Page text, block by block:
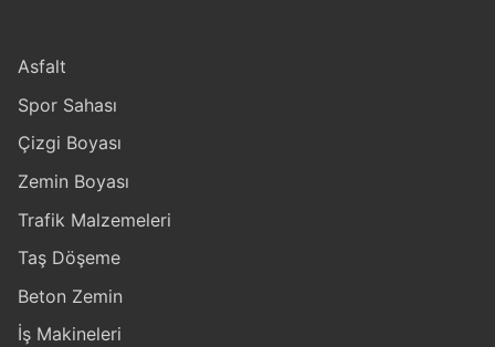
Asfalt
Spor Sahası
Çizgi Boyası
Zemin Boyası
Trafik Malzemeleri
Taş Döşeme
Beton Zemin
İş Makineleri